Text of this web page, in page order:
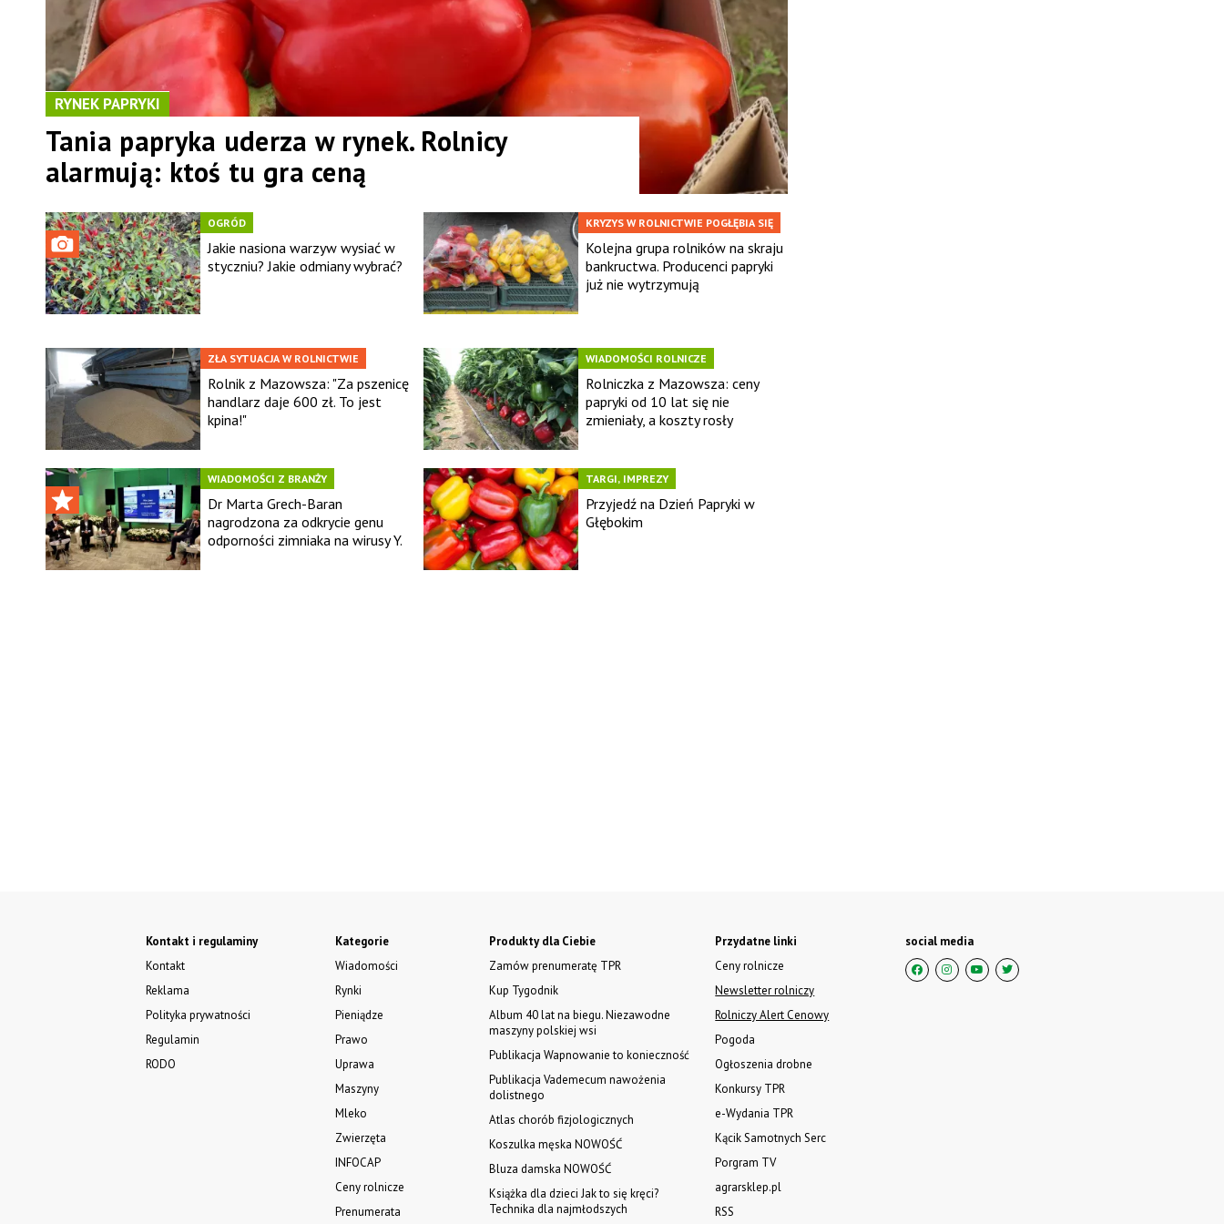
RYNEK PAPRYKI
Tania papryka uderza w rynek. Rolnicy
alarmują: ktoś tu gra ceną
OGRÓD
Jakie nasiona warzyw wysiać w
styczniu? Jakie odmiany wybrać?
KRYZYS W ROLNICTWIE POGŁĘBIA SIĘ
Kolejna grupa rolników na skraju
bankructwa. Producenci papryki
już nie wytrzymują
ZŁA SYTUACJA W ROLNICTWIE
Rolnik z Mazowsza: "Za pszenicę
handlarz daje 600 zł. To jest
kpina!"
WIADOMOŚCI ROLNICZE
Rolniczka z Mazowsza: ceny
papryki od 10 lat się nie
zmieniały, a koszty rosły
WIADOMOŚCI Z BRANŻY
Dr Marta Grech-Baran
nagrodzona za odkrycie genu
odporności zimniaka na wirusy Y.
TARGI, IMPREZY
Przyjedź na Dzień Papryki w
Głębokim
Kontakt i regulaminy
Kontakt
Reklama
Polityka prywatności
Regulamin
RODO
Kategorie
Wiadomości
Rynki
Pieniądze
Prawo
Uprawa
Maszyny
Mleko
Zwierzęta
INFOCAP
Ceny rolnicze
Prenumerata
Produkty dla Ciebie
Zamów prenumeratę TPR
Kup Tygodnik
Album 40 lat na biegu. Niezawodne
maszyny polskiej wsi
Publikacja Wapnowanie to konieczność
Publikacja Vademecum nawożenia
dolistnego
Atlas chorób fizjologicznych
Koszulka męska NOWOŚĆ
Bluza damska NOWOŚĆ
Książka dla dzieci Jak to się kręci?
Technika dla najmłodszych
Przydatne linki
Ceny rolnicze
Newsletter rolniczy
Rolniczy Alert Cenowy
Pogoda
Ogłoszenia drobne
Konkursy TPR
e-Wydania TPR
Kącik Samotnych Serc
Porgram TV
agrarsklep.pl
RSS
social media